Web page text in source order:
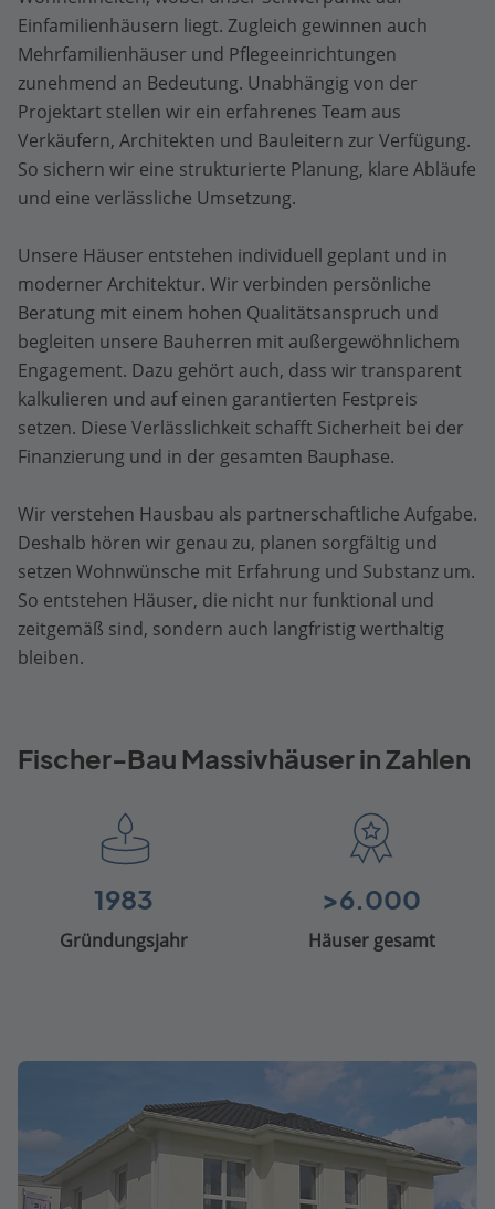
Einfamilienhäusern liegt. Zugleich gewinnen auch
Mehrfamilienhäuser und Pflegeeinrichtungen
zunehmend an Bedeutung. Unabhängig von der
Projektart stellen wir ein erfahrenes Team aus
Verkäufern, Architekten und Bauleitern zur Verfügung.
So sichern wir eine strukturierte Planung, klare Abläufe
und eine verlässliche Umsetzung.
Unsere Häuser entstehen individuell geplant und in
moderner Architektur. Wir verbinden persönliche
Beratung mit einem hohen Qualitätsanspruch und
begleiten unsere Bauherren mit außergewöhnlichem
Engagement. Dazu gehört auch, dass wir transparent
kalkulieren und auf einen garantierten Festpreis
setzen. Diese Verlässlichkeit schafft Sicherheit bei der
Finanzierung und in der gesamten Bauphase.
Wir verstehen Hausbau als partnerschaftliche Aufgabe.
Deshalb hören wir genau zu, planen sorgfältig und
setzen Wohnwünsche mit Erfahrung und Substanz um.
So entstehen Häuser, die nicht nur funktional und
zeitgemäß sind, sondern auch langfristig werthaltig
bleiben.
Fischer-Bau Massivhäuser in Zahlen
1983
Gründungsjahr
>6.000
Häuser gesamt